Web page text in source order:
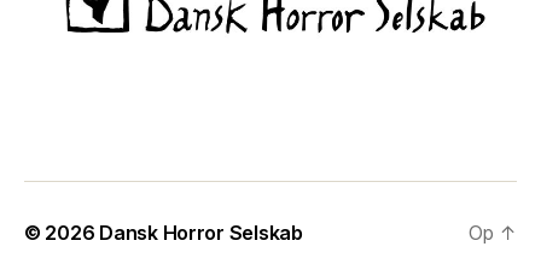
© 2026 Dansk Horror Selskab Op ↑